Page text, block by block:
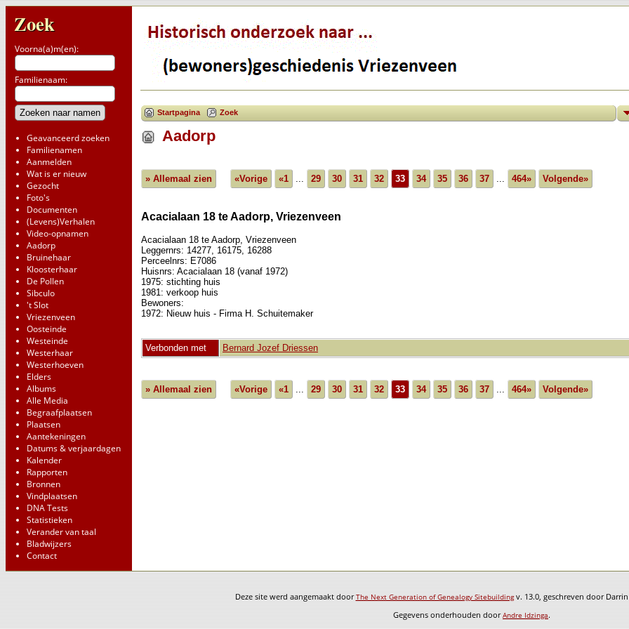
Zoek
Voorna(a)m(en):
Familienaam:
Geavanceerd zoeken
Familienamen
Aanmelden
Wat is er nieuw
Gezocht
Foto's
Documenten
(Levens)Verhalen
Video-opnamen
Aadorp
Bruinehaar
Kloosterhaar
De Pollen
Sibculo
't Slot
Vriezenveen
Oosteinde
Westeinde
Westerhaar
Westerhoeven
Elders
Albums
Alle Media
Begraafplaatsen
Plaatsen
Aantekeningen
Datums & verjaardagen
Kalender
Rapporten
Bronnen
Vindplaatsen
DNA Tests
Statistieken
Verander van taal
Bladwijzers
Contact
Startpagina Zoek
Aadorp
» Allemaal zien «Vorige «1 ... 29 30 31 32 33 34 35 36 37 ... 464» Volgende»
Acacialaan 18 te Aadorp, Vriezenveen
Acacialaan 18 te Aadorp, Vriezenveen
Leggernrs: 14277, 16175, 16288
Perceelnrs: E7086
Huisnrs: Acacialaan 18 (vanaf 1972)
1975: stichting huis
1981: verkoop huis
Bewoners:
1972: Nieuw huis - Firma H. Schuitemaker
Verbonden met Bernard Jozef Driessen
» Allemaal zien «Vorige «1 ... 29 30 31 32 33 34 35 36 37 ... 464» Volgende»
Deze site werd aangemaakt doorThe Next Generation of Genealogy Sitebuildingv. 13.0, geschreven door
Gegevens onderhouden doorAndre Idzinga.